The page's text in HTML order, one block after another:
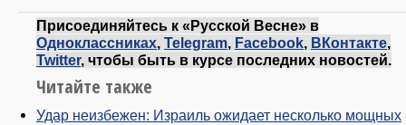
Присоединяйтесь к «Русской Весне» в
Одноклассниках, Telegram, Facebook, ВКонтакте,
Twitter, чтобы быть в курсе последних новостей.
Читайте также
Удар неизбежен: Израиль ожидает несколько мощных